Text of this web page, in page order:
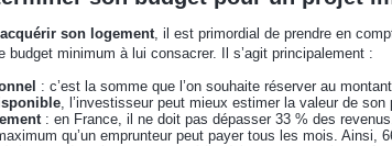
acquérir son logement, il est primordial de prendre en
budget minimum à lui consacrer. Il s’agit principalement :
: c’est la somme que l’on souhaite réserver au
, l’investisseur peut mieux estimer la valeur de son
: en France, il ne doit pas dépasser 33 % des
qu’un emprunteur peut payer tous les mois. Ainsi,